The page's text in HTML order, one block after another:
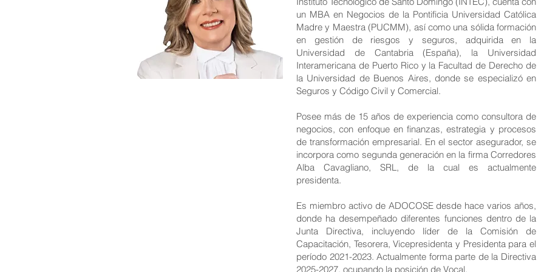
un MBA en Negocios de la Pontificia Universidad Católica
Madre y Maestra (PUCMM), así como una sólida formación
en gestión de riesgos y seguros, adquirida en la
Universidad de Cantabria (España), la Universidad
Interamericana de Puerto Rico y la Facultad de Derecho de
la Universidad de Buenos Aires, donde se especializó en
Seguros y Código Civil y Comercial.
Posee más de 15 años de experiencia como consultora de
negocios, con enfoque en finanzas, estrategia y procesos
de transformación empresarial. En el sector asegurador, se
incorpora como segunda generación en la firma Corredores
Alba Cavagliano, SRL, de la cual es actualmente
presidenta.
Es miembro activo de ADOCOSE desde hace varios años,
donde ha desempeñado diferentes funciones dentro de la
Junta Directiva, incluyendo líder de la Comisión de
Capacitación, Tesorera, Vicepresidenta y Presidenta para el
período 2021-2023. Actualmente forma parte de la Directiva
2025-2027, ocupando la posición de Vocal.